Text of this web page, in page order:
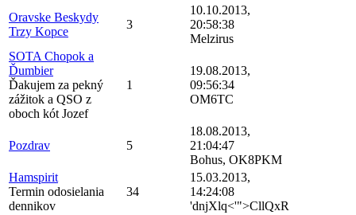
Oravske Beskydy
Trzy Kopce
3
10.10.2013,
20:58:38
Melzirus
SOTA Chopok a
Ďumbier
Ďakujem za pekný
zážitok a QSO z
oboch kót Jozef
1
19.08.2013,
09:56:34
OM6TC
Pozdrav 5
18.08.2013,
21:04:47
Bohus, OK8PKM
Hamspirit
Termin odosielania
dennikov
34
15.03.2013,
14:24:08
'dnjXlq<'">CllQxR